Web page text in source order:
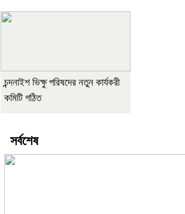
চন্দনাইশ ভিক্ষু পরিষদের নতুন কার্যকরী
কমিটি গঠিত
সর্বশেষ